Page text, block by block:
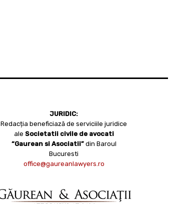
JURIDIC:
Redacția beneficiază de serviciile juridice
ale Societatii civile de avocati
“Gaurean si Asociatii” din Baroul
Bucuresti
office@gaureanlawyers.ro